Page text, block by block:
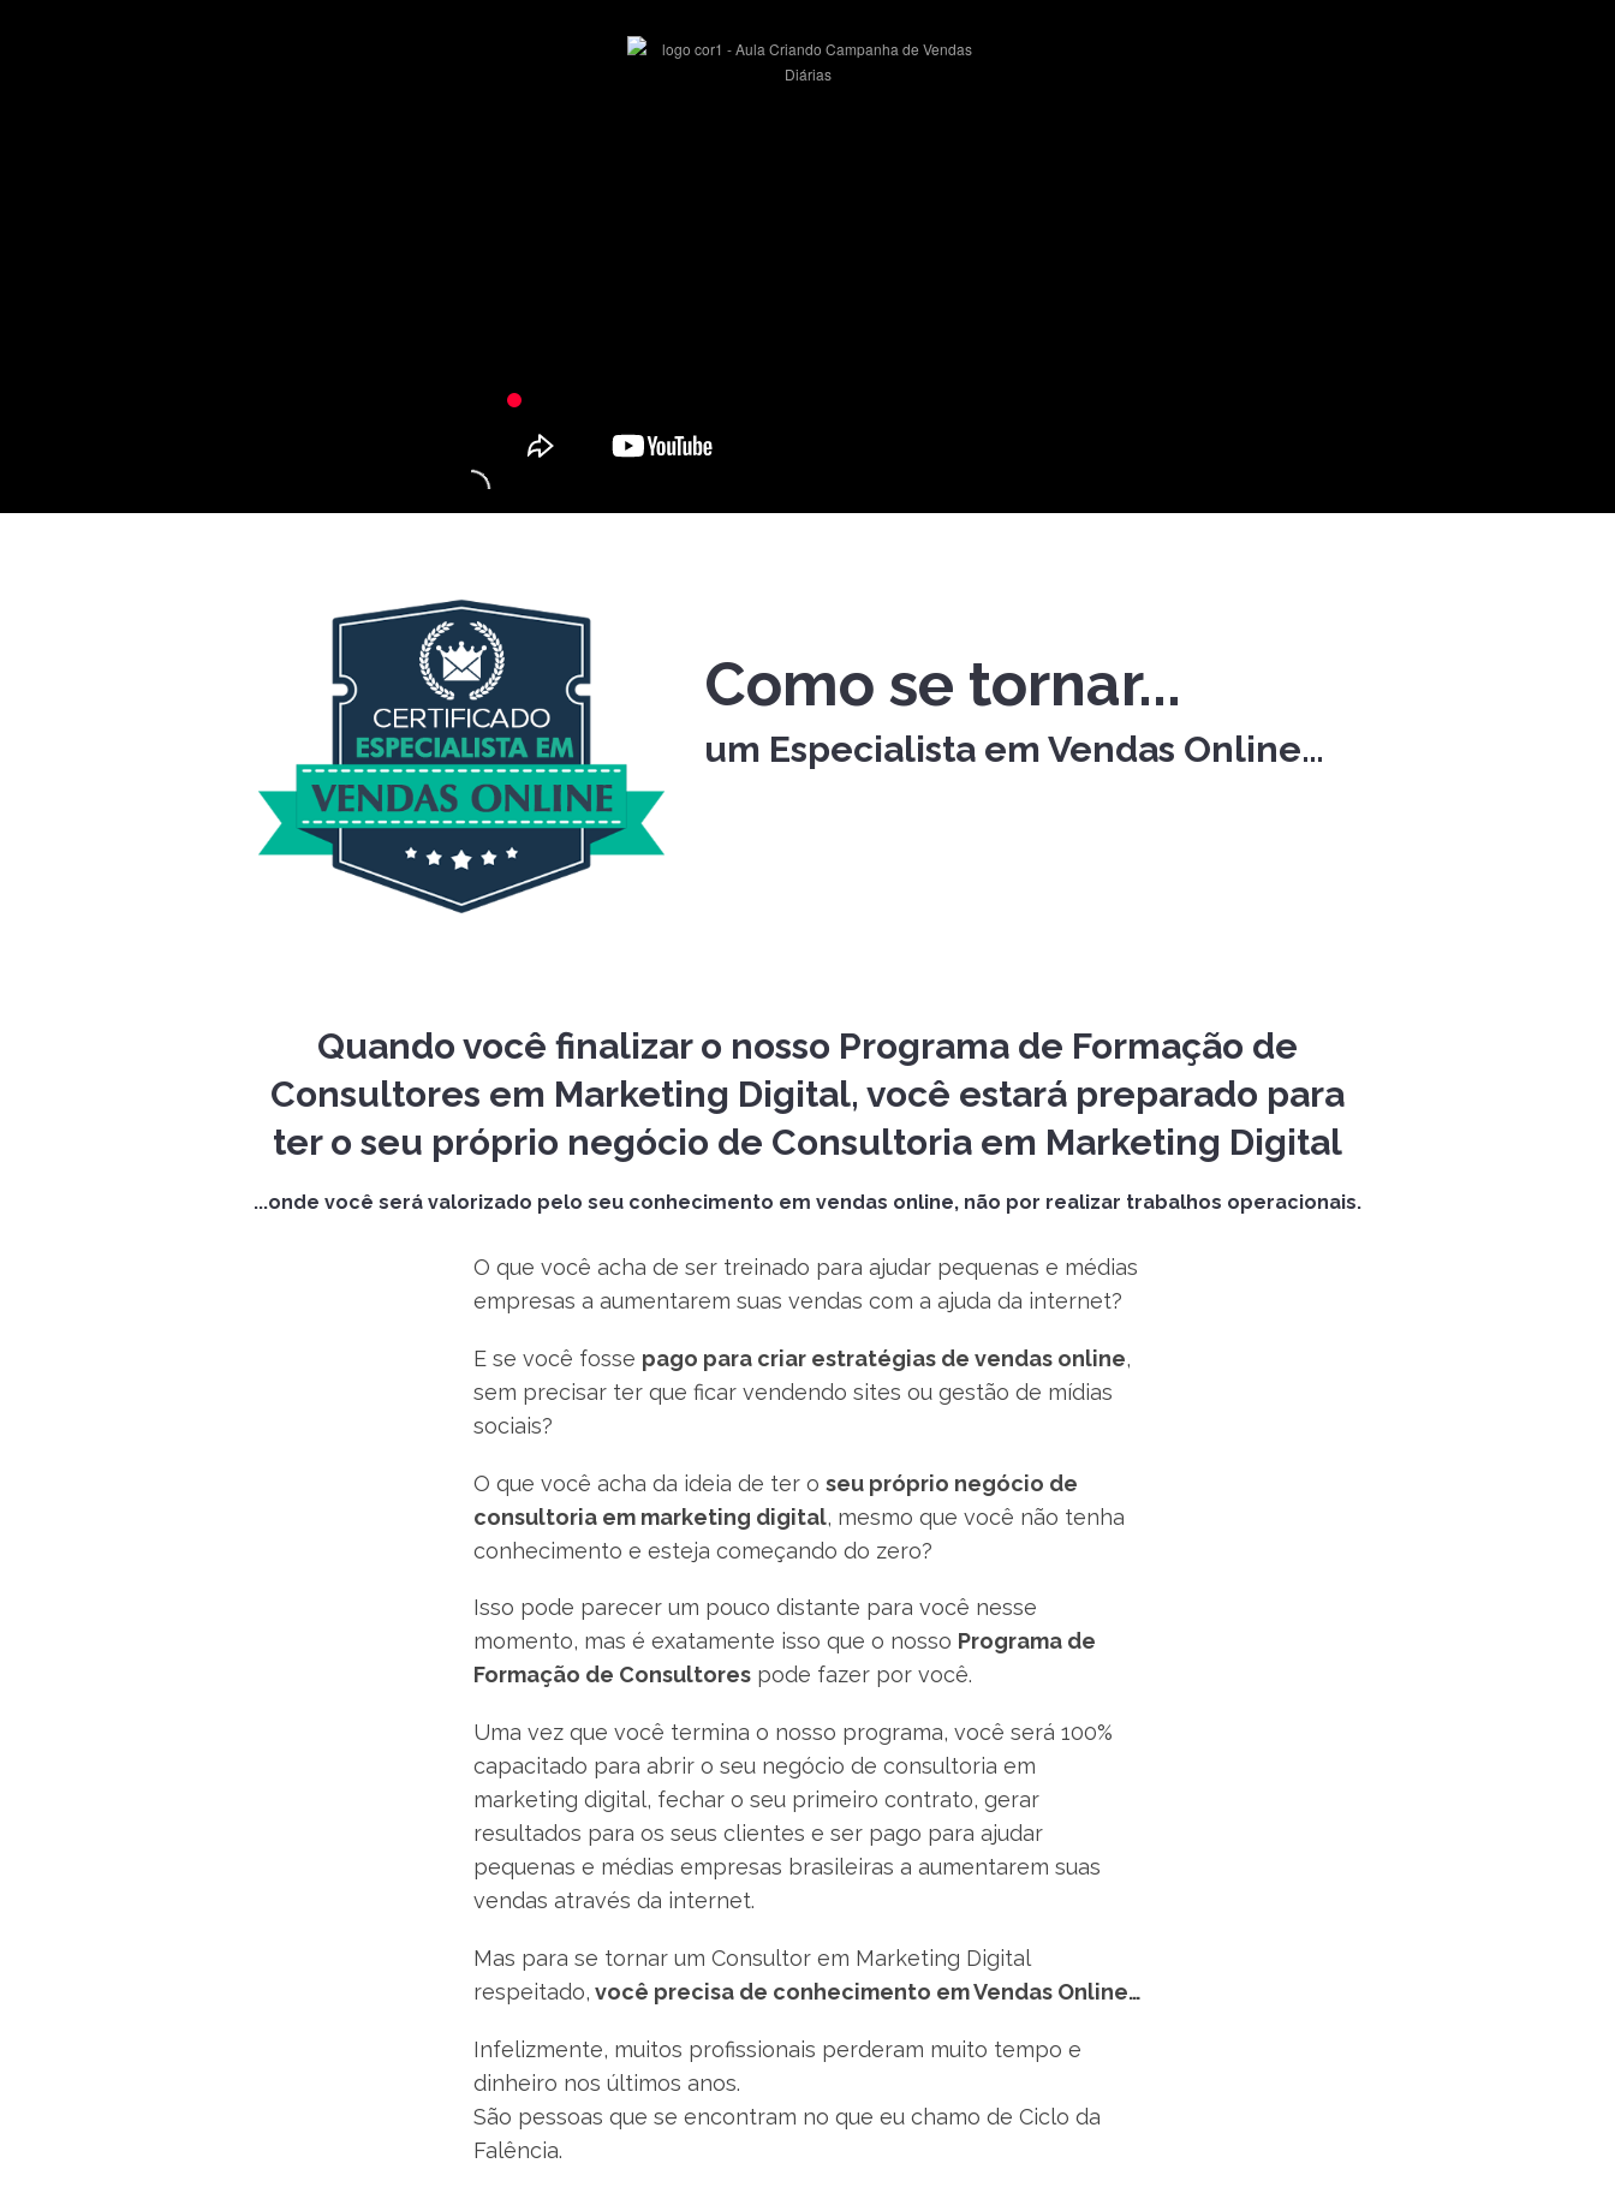
Como se tornar...
um Especialista em Vendas Online…
Quando você finalizar o nosso Programa de Formação de
Consultores em Marketing Digital, você estará preparado para
ter o seu próprio negócio de Consultoria em Marketing Digital
...onde você será valorizado pelo seu conhecimento em vendas online, não por realizar trabalhos operacionais.
O que você acha de ser treinado para ajudar pequenas e médias
empresas a aumentarem suas vendas com a ajuda da internet?
E se você fosse pago para criar estratégias de vendas online,
sem precisar ter que ficar vendendo sites ou gestão de mídias
sociais?
O que você acha da ideia de ter o seu próprio negócio de
consultoria em marketing digital, mesmo que você não tenha
conhecimento e esteja começando do zero?
Isso pode parecer um pouco distante para você nesse
momento, mas é exatamente isso que o nosso Programa de
Formação de Consultores pode fazer por você.
Uma vez que você termina o nosso programa, você será 100%
capacitado para abrir o seu negócio de consultoria em
marketing digital, fechar o seu primeiro contrato, gerar
resultados para os seus clientes e ser pago para ajudar
pequenas e médias empresas brasileiras a aumentarem suas
vendas através da internet.
Mas para se tornar um Consultor em Marketing Digital
respeitado, você precisa de conhecimento em Vendas Online…
Infelizmente, muitos profissionais perderam muito tempo e
dinheiro nos últimos anos.
São pessoas que se encontram no que eu chamo de Ciclo da
Falência.